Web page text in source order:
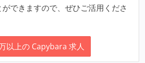
できますので、ぜひご活用くださ
以上の Capybara 求人